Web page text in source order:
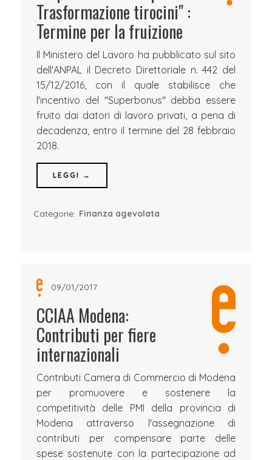
Trasformazione tirocini" :
Termine per la fruizione
Il Ministero del Lavoro ha pubblicato sul sito
dell'ANPAL il Decreto Direttoriale n. 442 del
15/12/2016, con il quale stabilisce che
l'incentivo del "Superbonus" debba essere
fruito dai datori di lavoro privati, a pena di
decadenza, entro il termine del 28 febbraio
2018.
LEGGI →
Categorie: Finanza agevolata
09/01/2017
CCIAA Modena:
Contributi per fiere
internazionali
Contributi Camera di Commercio di Modena
per promuovere e sostenere la
competitività delle PMI della provincia di
Modena attraverso l'assegnazione di
contributi per compensare parte delle
spese sostenute con la partecipazione ad